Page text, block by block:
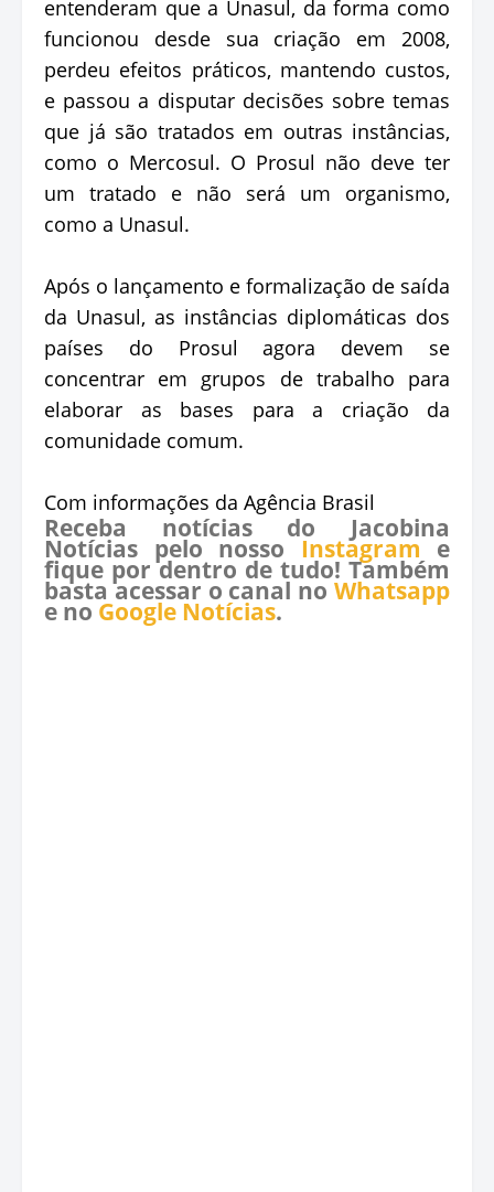
entenderam que a Unasul, da forma como
funcionou desde sua criação em 2008,
perdeu efeitos práticos, mantendo custos,
e passou a disputar decisões sobre temas
que já são tratados em outras instâncias,
como o Mercosul. O Prosul não deve ter
um tratado e não será um organismo,
como a Unasul.
Após o lançamento e formalização de saída
da Unasul, as instâncias diplomáticas dos
países do Prosul agora devem se
concentrar em grupos de trabalho para
elaborar as bases para a criação da
comunidade comum.
Com informações da Agência Brasil
Receba notícias do Jacobina
Notícias pelo nosso Instagram e
fique por dentro de tudo! Também
basta acessar o canal no Whatsapp
e no Google Notícias.